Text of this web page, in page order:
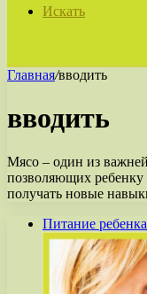
Искать
Главная/вводить
вводить
Мясо – один из
позволяющих ребенку
получать новые
Питание ребенка